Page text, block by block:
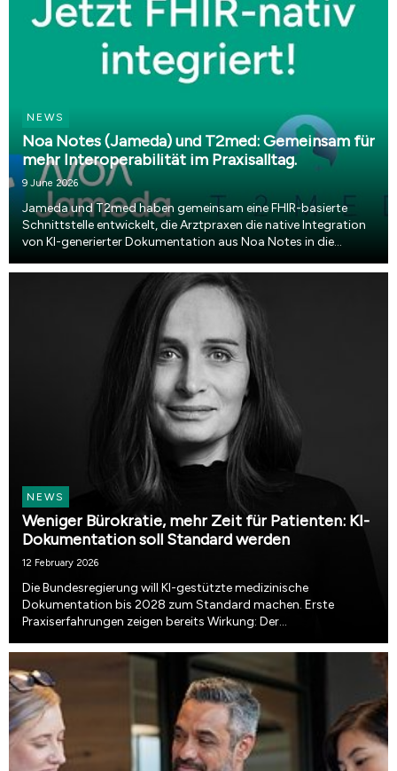
NEWS
Noa Notes (Jameda) und T2med: Gemeinsam für
mehr Interoperabilität im Praxisalltag.
9 June 2026
Jameda und T2med haben gemeinsam eine FHIR-basierte
Schnittstelle entwickelt, die Arztpraxen die native Integration
von KI-generierter Dokumentation aus Noa Notes in die
zeigen eine Zeitersparnis von bis zu elf Minu...
NEWS
Weniger Bürokratie, mehr Zeit für Patienten: KI-
Dokumentation soll Standard werden
12 February 2026
Die Bundesregierung will KI-gestützte medizinische
Dokumentation bis 2028 zum Standard machen. Erste
Praxiserfahrungen zeigen bereits Wirkung: Der
gestützte Dokumentation.